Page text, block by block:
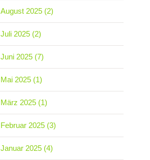
August 2025 (2)
Juli 2025 (2)
Juni 2025 (7)
Mai 2025 (1)
März 2025 (1)
Februar 2025 (3)
Januar 2025 (4)